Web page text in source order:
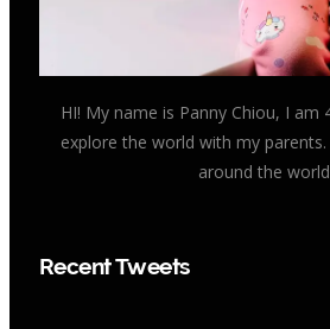
HI! My name is Panny Chiou, I am
explore the world with my
around the
Recent Tweets